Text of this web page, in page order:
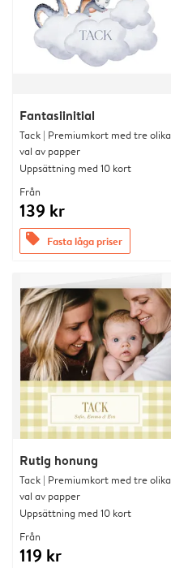
Fantasiinitial
Tack | Premiumkort med tre olika
val av papper
Uppsättning med 10 kort
Från
139 kr
offers Fasta låga priser
Rutig honung
Tack | Premiumkort med tre olika
val av papper
Uppsättning med 10 kort
Från
119 kr